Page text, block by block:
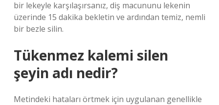
bir lekeyle karşılaşırsanız, diş macununu lekenin
üzerinde 15 dakika bekletin ve ardından temiz, nemli
bir bezle silin.
Tükenmez kalemi silen
şeyin adı nedir?
Metindeki hataları örtmek için uygulanan genellikle